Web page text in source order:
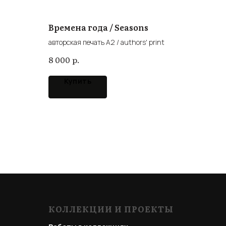
Времена года / Seasons
авторская печать А2 / authors' print
8 000 р.
КОЛЛЕКЦИИ И ПРОЕКТЫ